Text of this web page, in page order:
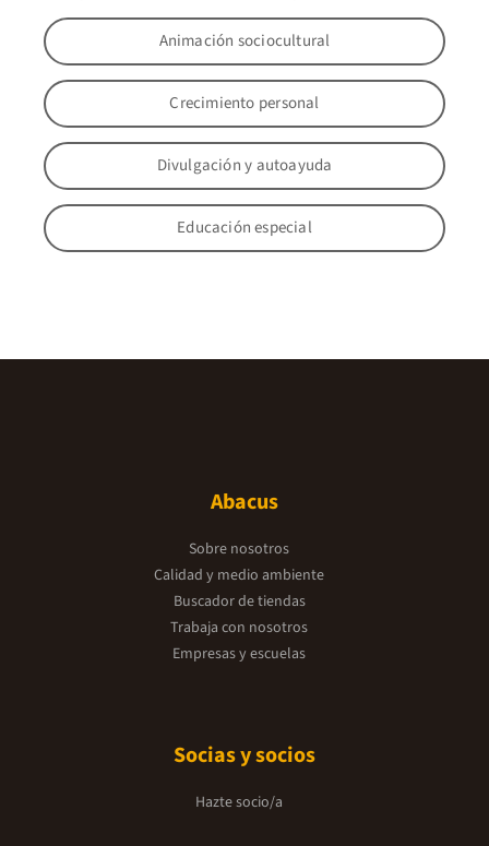
Animación sociocultural
Crecimiento personal
Divulgación y autoayuda
Educación especial
Abacus
Sobre nosotros
Calidad y medio ambiente
Buscador de tiendas
Trabaja con nosotros
Empresas y escuelas
Socias y socios
Hazte socio/a